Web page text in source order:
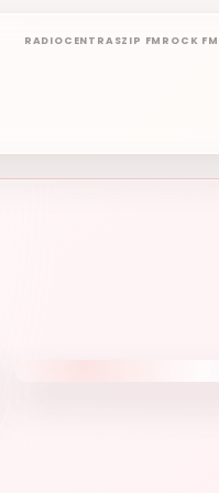
RADIOCENTRASZIP FM ROCK FM